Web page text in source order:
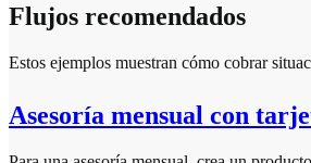
Flujos recomendados
Estos ejemplos muestran cómo cobrar
Asesoría mensual con